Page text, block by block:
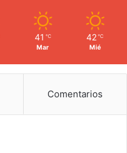
41 ℃
Mar
42 ℃
Mié
Comentarios